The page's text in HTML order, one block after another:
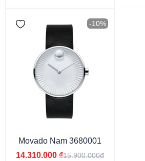
-10%
Movado Nam 3680001
14.310.000 ₫15.900.000đ